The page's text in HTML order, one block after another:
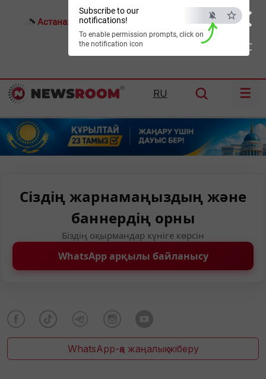
×
ESC
Subscribe to our
notifications!
To enable permission prompts, click on
the notification icon
Астана: 25°C Алматы: Шымкент:37°C
RU ☰
Сіздің жарнамаңыздың және
баннердің орны
Біздің оқырмандар күніге көрсін
WhatsApp арқылы байланысу
WhatsApp-қа жаңалық жіберу